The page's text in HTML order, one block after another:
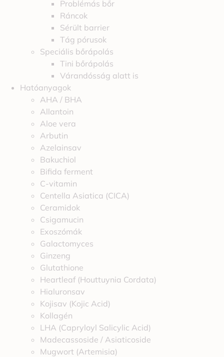
Problémás bőr
Ráncok
Sérült barrier
Tág pórusok
Speciális bőrápolás
Tini bőrápolás
Várandósság alatt is
Hatóanyagok
AHA / BHA
Allantoin
Aloe vera
Arbutin
Azelainsav
Bakuchiol
Bifida ferment
C-vitamin
Centella Asiatica (CICA)
Ceramidok
Csigamucin
Exoszómák
Galactomyces
Ginzeng
Glutathione
Heartleaf (Houttuynia Cordata)
Hialuronsav
Kojisav (Kojic Acid)
Kollagén
LHA (Capryloyl Salicylic Acid)
Madecassoside / Asiaticoside
Mugwort (Artemisia)